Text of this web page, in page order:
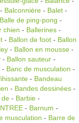
- Balconnière - Balet -
Balle de ping-pong -
chien - Ballerines -
- Ballon de foot - Ballon
- Ballon en mousse -
- Ballon sauteur -
- Banc de musculation -
- Bandeau
- Bandes dessinées -
de - Barbie -
- Barnum -
musculation - Barre de